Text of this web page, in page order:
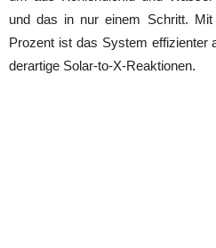
und das in nur einem Schritt.
Prozent ist das System effizienter
derartige Solar-to-X-Reaktionen.